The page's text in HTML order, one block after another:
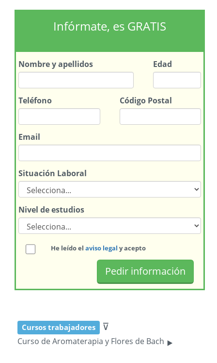
Infórmate, es GRATIS
Nombrey apellidos Edad
Teléfono Código Postal
Email
Situación Laboral
Nivel de estudios
He leído el aviso legal y acepto
Cursos trabajadores ⊽
Curso de Aromaterapia y Flores de Bach ‣